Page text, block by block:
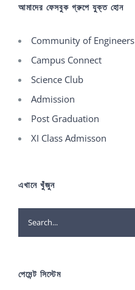
আমাদের ফেসবুক গ্রুপে যুক্ত হোন
Community of Engineers
Campus Connect
Science Club
Admission
Post Graduation
XI Class Admisson
এখানে খুঁজুন
Search
for:
পেমেন্ট সিস্টেম